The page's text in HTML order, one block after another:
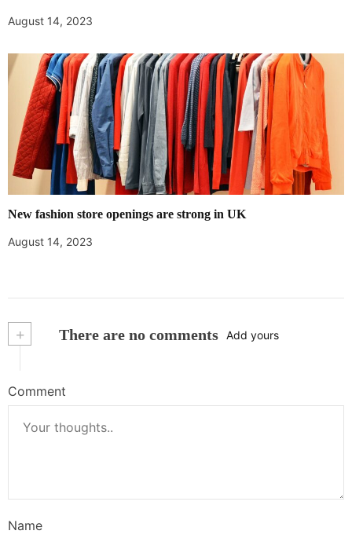
August 14, 2023
New fashion store openings are strong in UK
August 14, 2023
+ There are no comments Add yours
Comment
Name